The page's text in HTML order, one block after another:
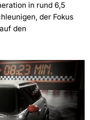
in rund 6,5
der Fokus
den